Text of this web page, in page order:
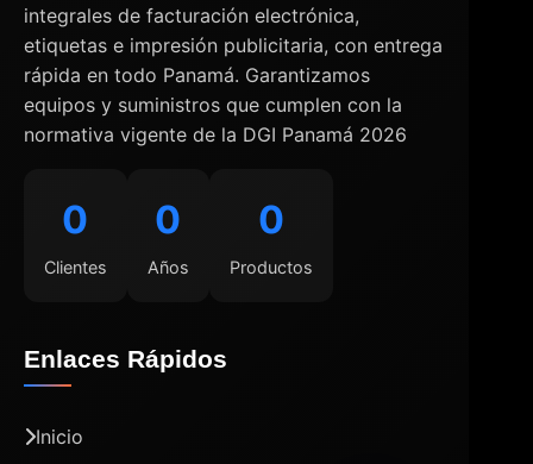
integrales de facturación electrónica,
etiquetas e impresión publicitaria, con entrega
rápida en todo Panamá. Garantizamos
equipos y suministros que cumplen con la
normativa vigente de la DGI Panamá 2026
0
Clientes
0
Años
0
Productos
Enlaces Rápidos
Inicio